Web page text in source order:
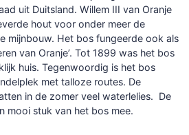
uit Duitsland. Willem III van Oranje
hout voor onder meer de
mijnbouw. Het bos fungeerde ook als
van Oranje’. Tot 1899 was het bos
huis. Tegenwoordig is het bos
met talloze routes. De
in de zomer veel waterlelies. De
mooi stuk van het bos mee.